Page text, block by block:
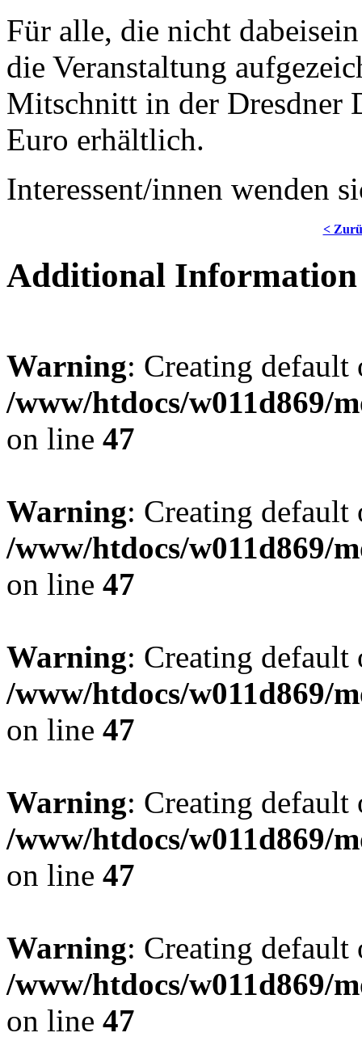
Für alle, die nicht
die Veranstaltung
Mitschnitt in der Dresdner
Euro erhältlich.
Interessent/innen wenden
<
Additional Information
Warning: Creating
/www/htdocs/w011d869/
on line 47
Warning: Creating
/www/htdocs/w011d869/
on line 47
Warning: Creating
/www/htdocs/w011d869/
on line 47
Warning: Creating
/www/htdocs/w011d869/
on line 47
Warning: Creating
/www/htdocs/w011d869/
on line 47